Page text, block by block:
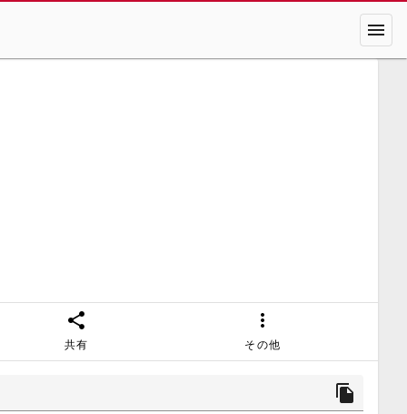
menu
share
共有
more_vert
その他
file_copy